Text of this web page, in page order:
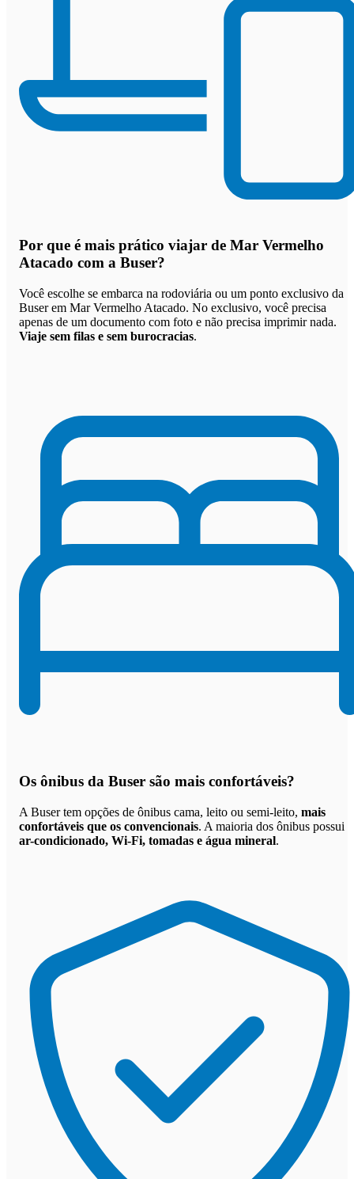
Por que é mais prático viajar de Mar Vermelho
Atacado com a Buser?
Você escolhe se embarca na rodoviária ou um ponto exclusivo da
Buser em Mar Vermelho Atacado. No exclusivo, você precisa
apenas de um documento com foto e não precisa imprimir nada.
Viaje sem filas e sem burocracias.
Os ônibus da Buser são mais confortáveis?
A Buser tem opções de ônibus cama, leito ou semi-leito, mais
confortáveis que os convencionais. A maioria dos ônibus possui
ar-condicionado, Wi-Fi, tomadas e água mineral.